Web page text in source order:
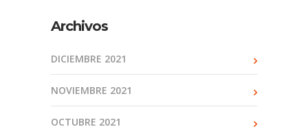
Archivos
DICIEMBRE 2021
NOVIEMBRE 2021
OCTUBRE 2021